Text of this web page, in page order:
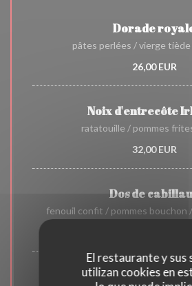
El restaurante y sus
utilizan cookies en
Dorade
pâtes perlées / vierge tiède
26,00 EUR
Noix d'entrecôte
ratatouille / pommes
32,00 EUR
Dos de
fenouil confit / pommes bouchon
Pluma